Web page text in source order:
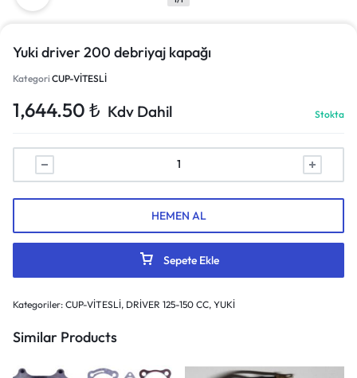
Yuki driver 200 debriyaj kapağı
Kategori CUP-VİTESLİ
1,644.50 ₺ Kdv Dahil Stokta
Sepete Ekle
HEMEN AL
Kategoriler: CUP-VİTESLİ, DRİVER 125-150 CC, YUKİ
Similar Products